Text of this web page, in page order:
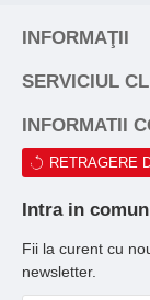
INFORMAŢII
SERVICIUL
INFORMATII
RETRAGERE
Intra in
Fii la curent cu
newsletter.